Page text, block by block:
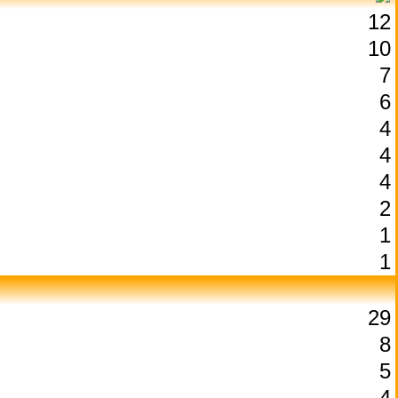
12
10
7
6
4
4
4
2
1
1
29
8
5